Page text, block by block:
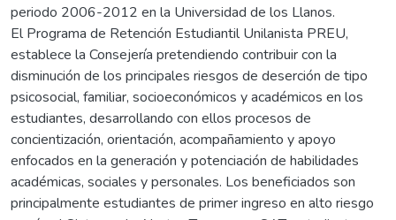
periodo 2006-2012 en la Universidad de los Llanos.
El Programa de Retención Estudiantil Unilanista PREU,
establece la Consejería pretendiendo contribuir con la
disminución de los principales riesgos de deserción de tipo
psicosocial, familiar, socioeconómicos y académicos en los
estudiantes, desarrollando con ellos procesos de
concientización, orientación, acompañamiento y apoyo
enfocados en la generación y potenciación de habilidades
académicas, sociales y personales. Los beneficiados son
principalmente estudiantes de primer ingreso en alto riesgo